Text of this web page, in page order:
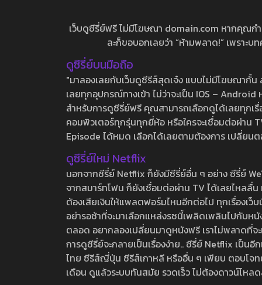
เว็บดูซีรี่ย์ฟรี ไม่มีโฆษณา domain.com หากคุณก
ละก็ขอบอกเลยว่า “ห้ามพลาด!” เพราะ
ดูซีรี่ย์บนมือถือ
"มาลองเลยกับเว็บดูซีรีส์สุดเจ๋ง แบบไม่มีโฆษณากั้
เลยทุกอุปกรณ์ทางเข้า ไม่ว่าจะเป็น IOS –
สำหรับการดูซีรี่ย์ฟรี คุณสามารถเลือกดูได้เลยทุกเ
คอมพิวเตอร์ทุกรุ่นทุกยี่ห้อ หรือใครจะเชื่อมต่อผ่าน
Episode ได้หมด เลือกได้เลยตามต้องการ เปลี่ยน
ดูซีรี่ย์ใหม่ Netflix
นอกจากซีรี่ย์ Netflix ก็ยังมีซีรี่ย์อื่น ๆ อย่าง ซีรี่ย์
จากสมาร์ทโฟน ก็ยังเชื่อมต่อผ่าน TV ได้เลยไหลลื่
ต้องเสียเงินให้แพลตฟอร์มไหนอีกต่อไป ทุกเรื่องเว็
อย่ารอช้าที่จะมาเลือกแหล่งรชนี้เพลิดเพลินไปกับห
ตลอด อยากลองเปลี่ยนมาดูหนังฟรี เราไม่พลาดที่
การดูซีรี่ย์จะกลายเป็นเรื่องง่าย.. ซีรี่ย์ Netflix เป็น
ไทย ซีรีส์ญี่ปุ่น ซีรีส์เกาหลี หรืออื่น ๆ เพียบ ตอบโจท
เดือน ดูแล้วระบบทันสมัย รวดเร็ว ไม่ต้องดาวน์โห